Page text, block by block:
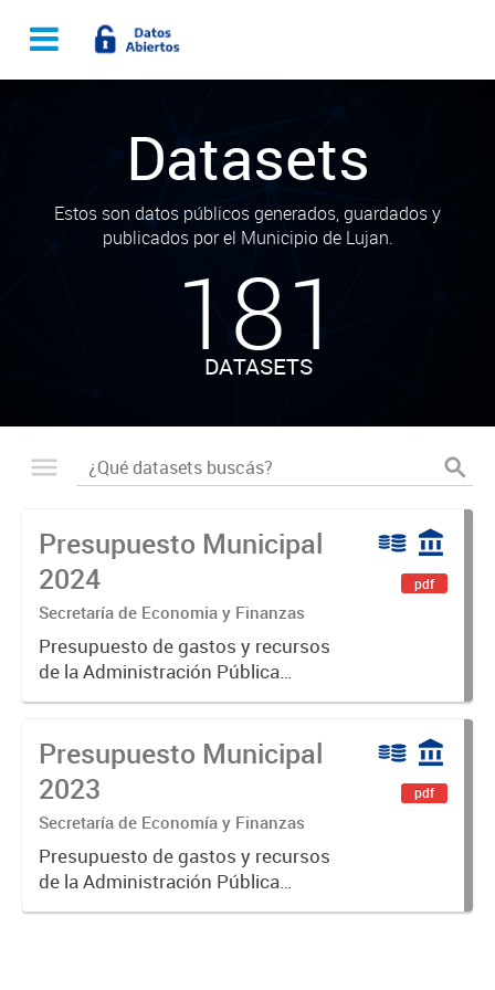
Datasets
Estos son datos públicos generados, guardados y
publicados por el Municipio de Lujan.
181
DATASETS
Presupuesto Municipal
2024
Secretaría de Economia y Finanzas
Presupuesto de gastos y recursos
de la Administración Pública
Municipal para el ejercicio 2024.
pdf
Presupuesto Municipal
2023
Secretaría de Economía y Finanzas
Presupuesto de gastos y recursos
de la Administración Pública
Municipal para el ejercicio 2023.
pdf